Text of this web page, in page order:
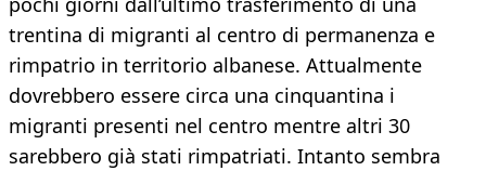
trentina di migranti al centro di permanenza e
rimpatrio in territorio albanese. Attualmente
dovrebbero essere circa una cinquantina i
migranti presenti nel centro mentre altri 30
sarebbero già stati rimpatriati. Intanto sembra